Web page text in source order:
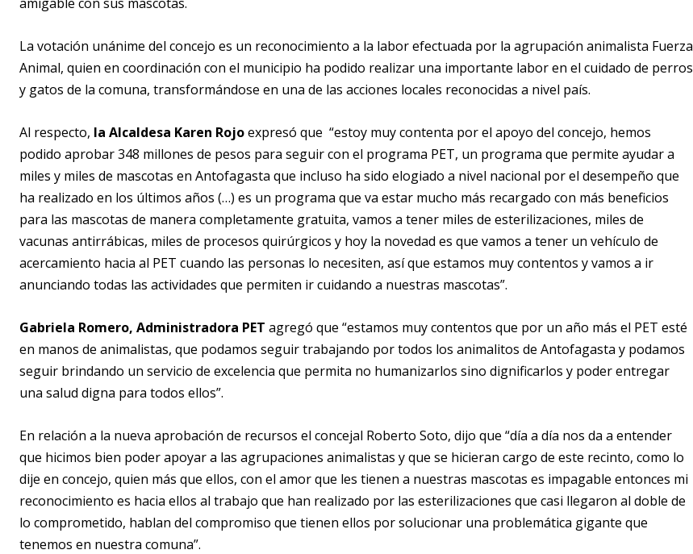
La votación unánime del concejo es un reconocimiento a la labor efectuada por la agrupación animalista Fuerza
Animal, quien en coordinación con el municipio ha podido realizar una importante labor en el cuidado de perros
y gatos de la comuna, transformándose en una de las acciones locales reconocidas a nivel país.
Al respecto, la Alcaldesa Karen Rojoexpresó que “estoy muy contenta por el apoyo del concejo, hemos
podido aprobar 348 millones de pesos para seguir con el programa PET, un programa que permite ayudar a
miles y miles de mascotas en Antofagasta que incluso ha sido elogiado a nivel nacional por el desempeño que
ha realizado en los últimos años (…) es un programa que va estar mucho más recargado con más beneficios
para las mascotas de manera completamente gratuita, vamos a tener miles de esterilizaciones, miles de
vacunas antirrábicas, miles de procesos quirúrgicos y hoy la novedad es que vamos a tener un vehículo de
acercamiento hacia al PET cuando las personas lo necesiten, así que estamos muy contentos y vamos a ir
anunciando todas las actividades que permiten ir cuidando a nuestras mascotas”.
Gabriela Romero, Administradora PET agregó que “estamos muy contentos que por un año más el PET esté
en manos de animalistas, que podamos seguir trabajando por todos los animalitos de Antofagasta y podamos
seguir brindando un servicio de excelencia que permita no humanizarlos sino dignificarlos y poder entregar
una salud digna para todos ellos”.
En relación a la nueva aprobación de recursos el concejal Roberto Soto, dijo que “día a día nos da a entender
que hicimos bien poder apoyar a las agrupaciones animalistas y que se hicieran cargo de este recinto, como lo
dije en concejo, quien más que ellos, con el amor que les tienen a nuestras mascotas es impagable entonces mi
reconocimiento es hacia ellos al trabajo que han realizado por las esterilizaciones que casi llegaron al doble de
lo comprometido, hablan del compromiso que tienen ellos por solucionar una problemática gigante que
tenemos en nuestra comuna”.